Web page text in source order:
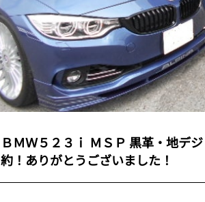
ＢＭＷ５２３ｉ ＭＳＰ 黒革・地
約！ありがとうございました！